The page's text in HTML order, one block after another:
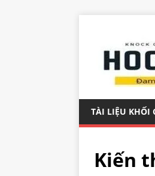
TÀI LIỆU KHỐI
Kiến